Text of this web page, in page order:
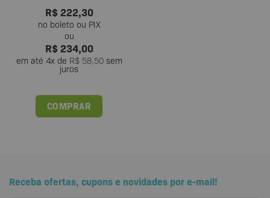
R$222,30
R$234,00
em até 4x de R$58,50sem
juros
COMPRAR
Receba ofertas, cupons e novidades por e-mail!